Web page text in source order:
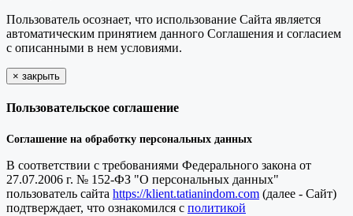
Пользователь осознает, что использование Сайта является
автоматическим принятием данного Соглашения и согласием
с описанными в нем условиями.
× закрыть
Пользовательское соглашение
Соглашение на обработку персональных данных
В соответствии с требованиями Федерального закона от
27.07.2006 г. № 152-ФЗ "О персональных данных"
пользователь сайта https://klient.tatianindom.com (далее - Сайт)
подтверждает, что ознакомился с политикой